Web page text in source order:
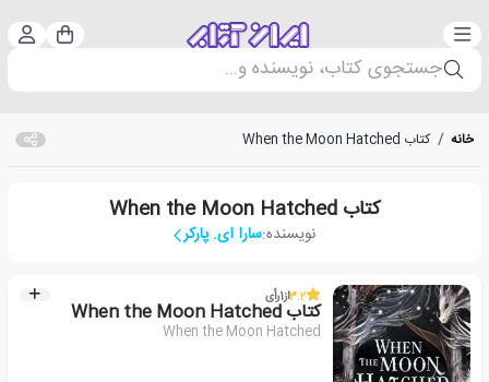
دسته‌بندی سبد
جستجوی کتاب، نویسنده و...
خانه / کتاب When the Moon Hatched
کتاب When the Moon Hatched
نویسنده:سارا ای. پارکر
3.2از1رأی
کتاب When the Moon Hatched
When the Moon Hatched